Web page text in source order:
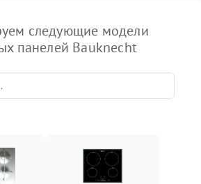
следующие модели
панелей Bauknecht